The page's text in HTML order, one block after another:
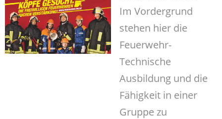
Im Vordergrund
stehen hier die
Feuerwehr-
Technische
Ausbildung und die
Fähigkeit in einer
Gruppe zu